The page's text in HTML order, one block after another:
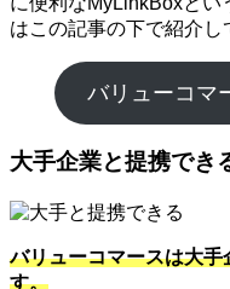
はこの記事の下で紹介し
バリューコマ
大手企業と提携でき
バリューコマースは大
す。